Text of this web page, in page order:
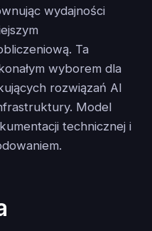
wydajności
Ta
wyborem dla
rozwiązań AI
Model
technicznej i